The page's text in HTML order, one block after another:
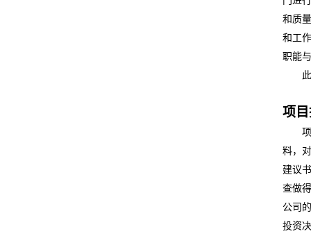
和质
和工
职能
项
料，
建议
查做
公司
投资